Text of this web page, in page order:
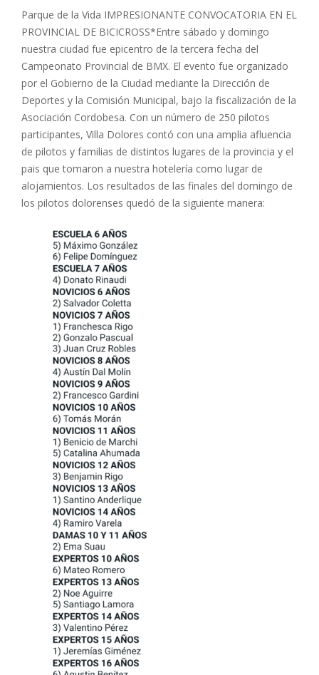
Parque de la Vida IMPRESIONANTE CONVOCATORIA EN EL
PROVINCIAL DE BICICROSS*Entre sábado y domingo
nuestra ciudad fue epicentro de la tercera fecha del
Campeonato Provincial de BMX. El evento fue organizado
por el Gobierno de la Ciudad mediante la Dirección de
Deportes y la Comisión Municipal, bajo la fiscalización de la
Asociación Cordobesa. Con un número de 250 pilotos
participantes, Villa Dolores contó con una amplia afluencia
de pilotos y familias de distintos lugares de la provincia y el
pais que tomaron a nuestra hotelería como lugar de
alojamientos. Los resultados de las finales del domingo de
los pilotos dolorenses quedó de la siguiente manera: